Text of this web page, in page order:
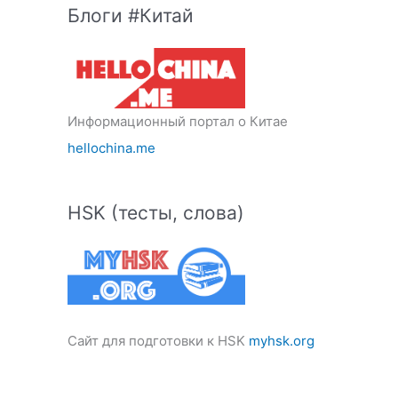
Блоги #Китай
Информационный портал о Китае
hellochina.me
HSK (тесты, слова)
Сайт для подготовки к HSK myhsk.org